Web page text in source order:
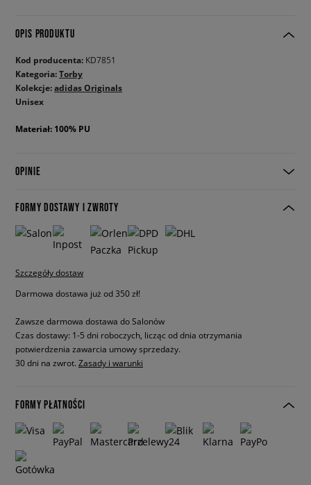
OPIS PRODUKTU
Kod producenta: KD7851
Kategoria:Torby
Kolekcje:adidas Originals
Unisex
Materiał: 100% PU
OPINIE
FORMY DOSTAWY I ZWROTY
Szczegóły dostaw
Darmowa dostawa już od 350 zł!
Zawsze darmowa dostawa do Salonów
Czas dostawy: 1-5 dni roboczych, licząc od dnia otrzymania
potwierdzenia zawarcia umowy sprzedaży.
30 dni na zwrot. Zasady i warunki
FORMY PŁATNOŚCI